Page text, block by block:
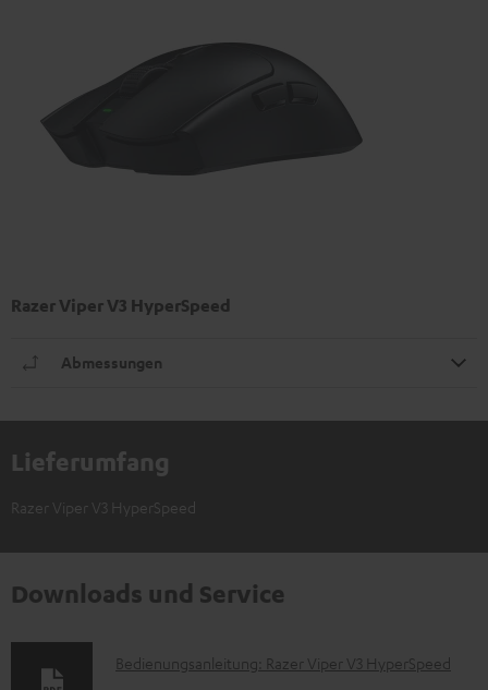
Razer Viper V3 HyperSpeed
Abmessungen
Lieferumfang
Razer Viper V3 HyperSpeed
Downloads und Service
D
Bedienungsanleitung: Razer Viper V3 HyperSpeed